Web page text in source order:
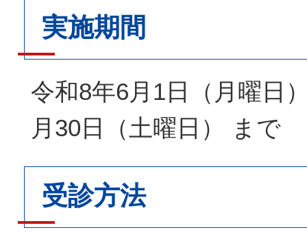
実施期間
令和8年6月1日（月曜日
月30日（土曜日） まで
受診方法